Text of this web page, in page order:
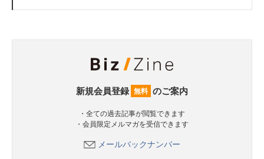
新規会員登録 無料 のご案内
・全ての過去記事が閲覧できます
・会員限定メルマガを受信できます
メールバックナンバー